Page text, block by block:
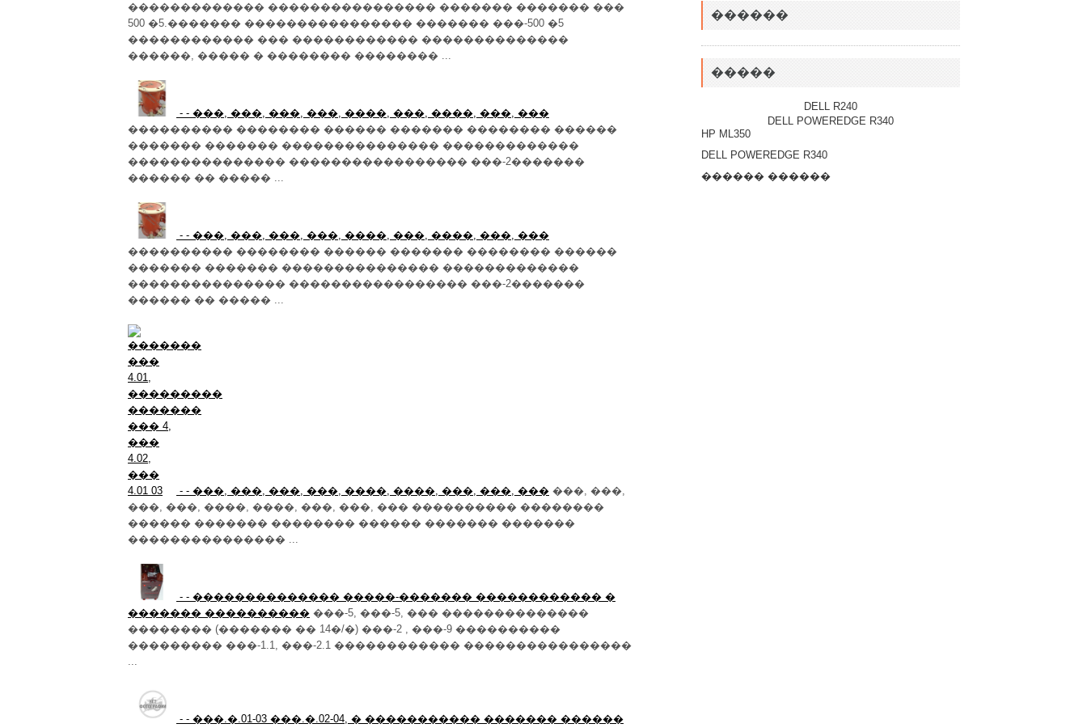
������������� ���������������� ������� ������� ���
500 �5.������� ���������������� ������� ���-500 �5
������������ ��� ������������ ��������������
������, ����� � �������� �������� ...
- - ���, ���, ���, ���, ����, ���, ����, ���, ���
���������� �������� ������ ������� �������� ������
������� ������� ��������������� �������������
��������������� ����������������� ���-2�������
������ �� ����� ...
- - ���, ���, ���, ���, ����, ���, ����, ���, ���
���������� �������� ������ ������� �������� ������
������� ������� ��������������� �������������
��������������� ����������������� ���-2�������
������ �� ����� ...
- - ���, ���, ���, ���, ����, ����, ���, ���, ��� ���, ���,
���, ���, ����, ����, ���, ���, ��� ���������� ��������
������ ������� �������� ������ ������� �������
��������������� ...
- - �������������� �����-������� ������������ �
������� ���������� ���-5, ���-5, ��� ��������������
�������� (������� �� 14�/�) ���-2 , ���-9 ����������
��������� ���-1.1, ���-2.1 ������������ ����������������
...
- - ���.�.01-03 ���.�.02-04, � ����������� ������� ������
������
�����
DELL R240
DELL POWEREDGE R340
HP ML350
DELL POWEREDGE R340
������ ������